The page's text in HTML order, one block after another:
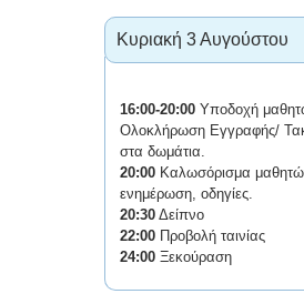
Κυριακή 3 Αυγούστου
16:00-20:00 Υποδοχή
Ολοκλήρωση Εγγραφής/
στα δωμάτια.
20:00 Καλωσόρισμα
ενημέρωση, οδηγίες.
20:30 Δείπνο
22:00 Προβολή ταινίας
24:00 Ξεκούραση